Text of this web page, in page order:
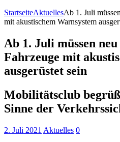
StartseiteAktuellesAb 1. Juli
mit akustischem Warnsystem
Ab 1. Juli müssen neu
Fahrzeuge mit
ausgerüstet sein
Mobilitätsclub
Sinne der
2. Juli 2021 Aktuelles 0